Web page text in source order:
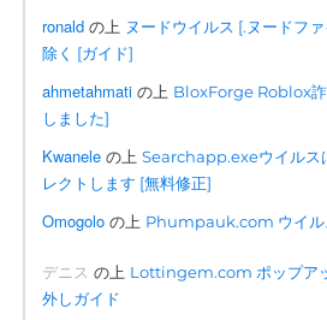
ronald の上 ヌードウイルス [.ヌードフ
除く [ガイド]
ahmetahmati の上 BloxForge Roblox詐
しました]
Kwanele の上Searchapp.exeウイルス
レクトします [無料修正]
Omogolo の上 Phumpauk.com ウイル
デニス の上 Lottingem.com ポップア
外しガイド